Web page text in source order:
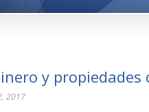
y propiedades
2017